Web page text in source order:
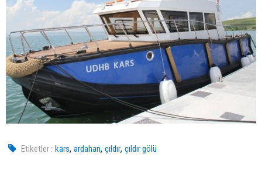
Etiketler : kars,ardahan,çıldır,çıldır gölü